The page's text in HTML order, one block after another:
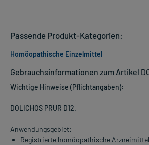
Gebrauchsinformationen zum Artikel
Wichtige Hinweise (Pflichtangaben):
DOLICHOS PRUR D12.
Anwendungsgebiet:
Registrierte homöopathische
Passende Produkt-Kategorien:
Homöopathische Einzelmittel